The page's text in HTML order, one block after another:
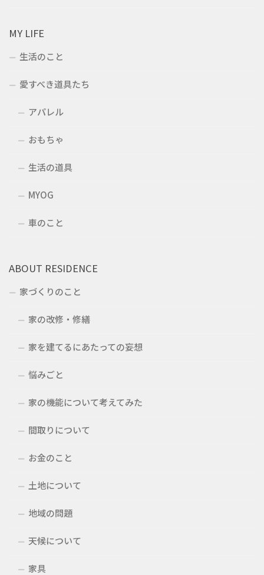
MY LIFE
生活のこと
愛すべき道具たち
アパレル
おもちゃ
生活の道具
MYOG
車のこと
ABOUT RESIDENCE
家づくりのこと
家の改修・修繕
家を建てるにあたっての妄想
悩みごと
家の機能について考えてみた
間取りについて
お金のこと
土地について
地域の問題
天候について
家具